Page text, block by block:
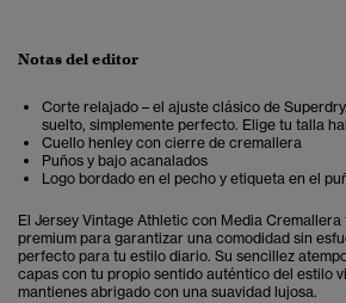
Notas del editor
Corte relajado – el ajuste clásico de
suelto, simplemente perfecto. Elige tu talla
Cuello henley con cierre de cremallera
Puños y bajo acanalados
Logo bordado en el pecho y etiqueta en el
El Jersey Vintage Athletic con Media
premium para garantizar una comodidad sin
perfecto para tu estilo diario. Su sencillez
capas con tu propio sentido auténtico del estilo
mantienes abrigado con una suavidad lujosa.